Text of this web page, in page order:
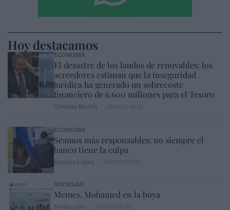
Hoy destacamos
ECONOMÍA
El desastre de los laudos de renovables: los
acreedores estiman que la inseguridad
jurídica ha generado un sobrecoste
financiero de 6.600 millones para el Tesoro
ECONOMÍA
Seamos más responsables: no siempre el
banco tiene la culpa
SOCIEDAD
Memes. Mohamed en la boya